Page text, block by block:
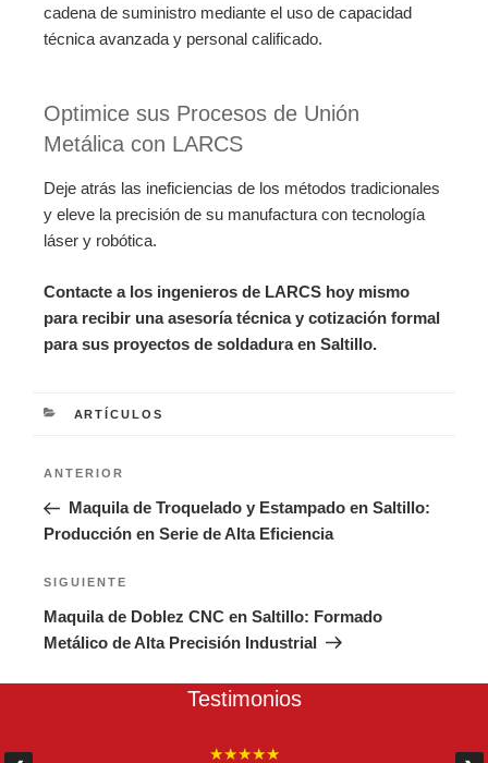
cadena de suministro mediante el uso de capacidad
técnica avanzada y personal calificado.
Optimice sus Procesos de Unión
Metálica con LARCS
Deje atrás las ineficiencias de los métodos tradicionales
y eleve la precisión de su manufactura con tecnología
láser y robótica.
Contacte a los ingenieros de LARCS hoy mismo
para recibir una asesoría técnica y cotización formal
para sus proyectos de soldadura en Saltillo.
CATEGORÍAS
ARTÍCULOS
entradas
Entrada
anterior:
ANTERIOR
Maquila de Troquelado y Estampado en Saltillo:
Producción en Serie de Alta Eficiencia
Siguiente
entrada
SIGUIENTE
Maquila de Doblez CNC en Saltillo: Formado
Metálico de Alta Precisión Industrial
Testimonios
★★★★★